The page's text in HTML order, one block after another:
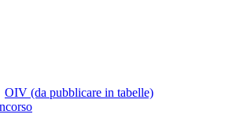
OIV (da pubblicare in tabelle)